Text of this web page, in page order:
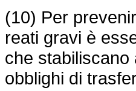
(10) Per
reati gravi è
che
obblighi di